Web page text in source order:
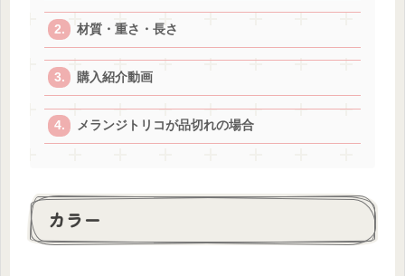
材質・重さ・長さ
購入紹介動画
メランジトリコが品切れの場合
カラー